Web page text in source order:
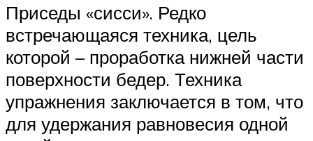
Приседы «сисси». Редко
встречающаяся техника, цель
которой – проработка нижней части
поверхности бедер. Техника
упражнения заключается в том, что
для удержания равновесия одной